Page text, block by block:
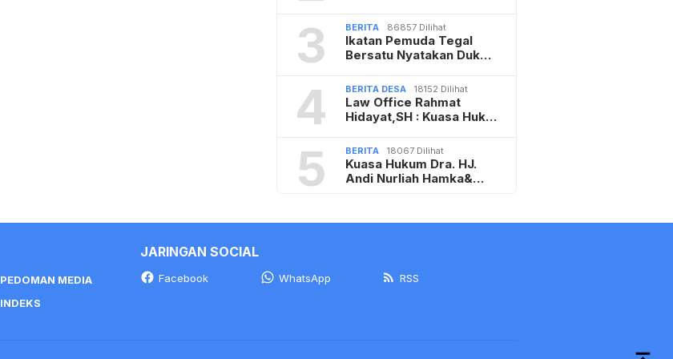
3 BERITA 86857 Dilihat
Ikatan Pemuda Tegal
Bersatu Nyatakan Duk…
4 BERITA DESA 18152 Dilihat
Law Office Rahmat
Hidayat,SH : Kuasa Huk…
5 BERITA 18067 Dilihat
Kuasa Hukum Dra. HJ.
Andi Nurliah Hamka&…
PEDOMAN MEDIA
INDEKS
JARINGAN SOCIAL
Facebook WhatsApp RSS